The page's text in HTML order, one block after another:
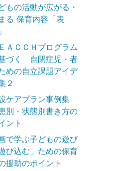
もの活動が広がる・
る 保育内容「表
ＡＣＣＨプログラム
づく 自閉症児・者
めの自立課題アイデ
２
ケアプラン事例集
別・状態別書き方の
ント
で学ぶ子どもの遊び
遊び込む」ための保育
援助のポイント